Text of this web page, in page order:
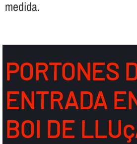
medida.
PORTONES
ENTRADA
BOI DE